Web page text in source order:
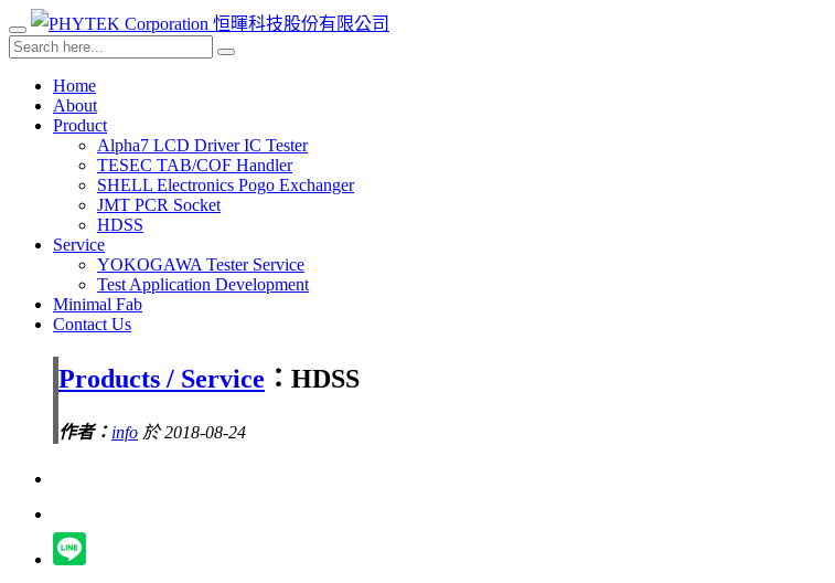
Home
About
Product
Alpha7 LCD Driver IC Tester
TESEC TAB/COF Handler
SHELL Electronics Pogo Exchanger
JMT PCR Socket
HDSS
Service
YOKOGAWA Tester Service
Test Application Development
Minimal Fab
Contact Us
Products / Service ：HDSS
作者： info 於 2018-08-24